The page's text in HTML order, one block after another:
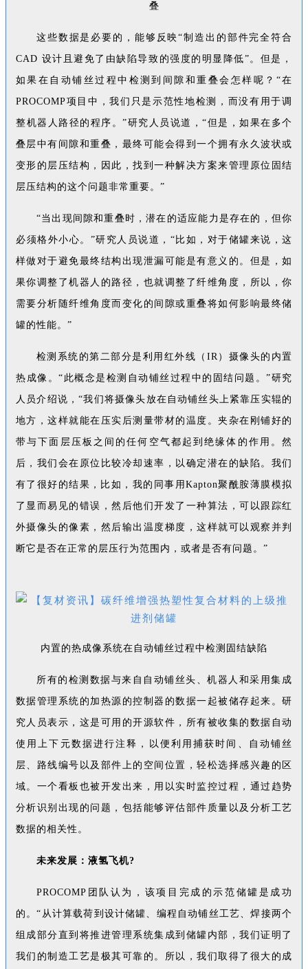
叠
这些数据是必要的，能够反映“制造出的部件完全符合
CAD 设计且避免了由缺陷导致的强度的明显降低”。但是，
如果在自动铺丝过程中检测到间隙和重叠会怎样呢？“在
PROCOMP项目中，我们只是示范性地检测，而没有用于调
整机器人路径的程序。”研究人员说道，“但是，如果在多个
叠层中有间隙和重叠，最终可能会得到一个拥有永久波状或
变形的层压结构，因此，找到一种解决方案来管理原位固结
层压结构的这个问题非常重要。”
“当出现间隙和重叠时，潜在的适应能力是存在的，但你
必须格外小心。”研究人员说道，“比如，对于储罐来说，这
样做对于避免最终结构出现泄漏可能是有意义的。但是，如
果你调整了机器人的路径，也就调整了纤维角度，所以，你
需要分析随纤维角度而变化的间隙或重叠将如何影响最终储
罐的性能。”
检测系统的第二部分是利用红外线（IR）摄像头的内置
热成像。“此概念是检测自动铺丝过程中的固结问题。”研究
人员介绍说，“我们将摄像头放在自动铺丝头上紧靠压实辊的
地方，这样就能在压实后测量带材的温度。夹杂在刚铺好的
带与下面层压板之间的任何空气都起到绝缘体的作用。然
后，我们会在原位比较冷却速率，以确定潜在的缺陷。我们
有了很好的结果，比如，我的同事用Kapton聚酰胺薄膜模拟
了显而易见的错误，然后他们开发了一种算法，可以跟踪红
外摄像头的像素，然后输出温度梯度，这样就可以观察并判
断它是否在正常的层压行为范围内，或者是否有问题。”
内置的热成像系统在自动铺丝过程中检测固结缺陷
所有的检测数据与来自自动铺丝头、机器人和采用集成
数据管理系统的加热源的控制器的数据一起被储存起来。研
究人员表示，这是可用的开源软件，所有被收集的数据自动
使用上下元数据进行注释，以便利用捕获时间、自动铺丝
层、路线编号以及部件上的空间位置，轻松选择感兴趣的区
域。一个看板也被开发出来，用以实时监控过程，通过趋势
分析识别出现的问题，包括能够评估部件质量以及分析工艺
数据的相关性。
未来发展：液氢飞机?
PROCOMP团队认为，该项目完成的示范储罐是成功
的。“从计算载荷到设计储罐、编程自动铺丝工艺、焊接两个
组成部分直到将推进管理系统集成到储罐内部，我们证明了
我们的制造工艺是极其可靠的。所以，我们取得了很大的成